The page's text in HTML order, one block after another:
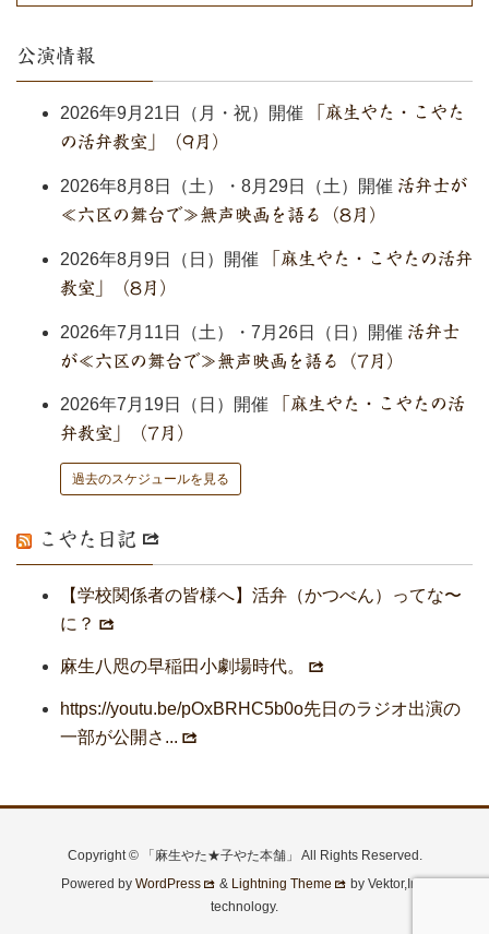
公演情報
2026年9月21日（月・祝）開催
「麻生やた・こやた
の活弁教室」（9月）
2026年8月8日（土）・8月29日（土）開催 活弁士が
≪六区の舞台で≫無声映画を語る（8月）
2026年8月9日（日）開催
「麻生やた・こやたの活弁
教室」（8月）
2026年7月11日（土）・7月26日（日）開催 活弁士
が≪六区の舞台で≫無声映画を語る（7月）
2026年7月19日（日）開催
「麻生やた・こやたの活
弁教室」（7月）
過去のスケジュールを見る
こやた日記
【学校関係者の皆様へ】活弁（かつべん）ってな〜
に？
麻生八咫の早稲田小劇場時代。
https://youtu.be/pOxBRHC5b0o先日のラジオ出演の
一部が公開さ...
Copyright © 「麻生やた★子やた本舗」 All Rights Reserved.
Powered by WordPress & Lightning Theme
by Vektor,Inc.
technology.